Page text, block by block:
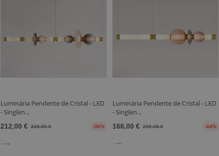
Luminária Pendente de Cristal - LED
- Singlen...
212,00 € 328,90 € -36%
Luminária Pendente de Cristal - LED
- Singlen...
168,00 € 295,08 € -44%